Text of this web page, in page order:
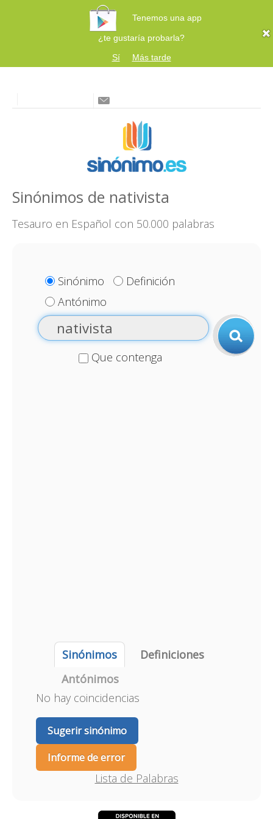
Tenemos una app
¿te gustaría probarla?
Sí
Más tarde
Sinónimos de nativista
Tesauro en Español con 50.000 palabras
Sinónimo
Definición
Antónimo
Que contenga
Sinónimos
Definiciones
Antónimos
No hay coincidencias
Sugerir sinónimo
Informe de error
Lista de Palabras